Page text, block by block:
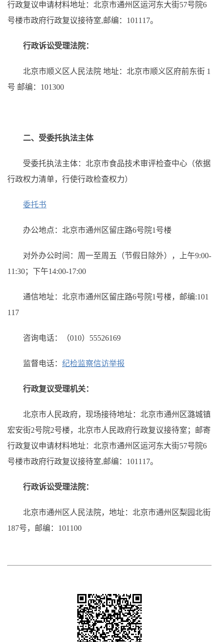
行政复议申请材料地址：北京市通州区运河东大街57号院6
号楼市政府行政复议接待室,邮编：101117。
行政诉讼受理法院：
北京市顺义区人民法院 地址：北京市顺义区府前东街 1
号 邮编：101300
二、受委托执法主体
受委托执法主体：北京市食品技术审评检查中心（依据
行政权力清单，行使行政检查权力）
委托书
办公地点：北京市通州区留庄路6号院1号楼
对外办公时间：周一至周五（节假日除外），上午9:00-
11:30；下午14:00-17:00
通信地址：北京市通州区留庄路6号院1号楼，邮编:101
117
咨询电话：（010）55526169
监督电话： 纪检监察信访举报
行政复议受理机关：
北京市人民政府，现场接待地址：北京市通州区潞城镇
宏安街2号院2号楼，北京市人民政府行政复议接待室；邮寄
行政复议申请材料地址：北京市通州区运河东大街57号院6
号楼市政府行政复议接待室,邮编：101117。
行政诉讼受理法院：
北京市通州区人民法院，地址：北京市通州区梨园北街
187号，邮编：101100